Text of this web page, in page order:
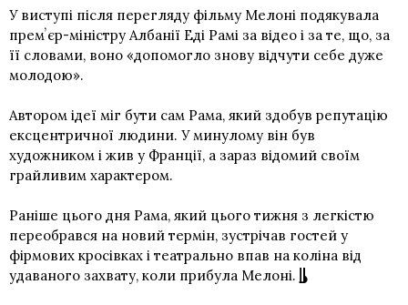
У виступі після перегляду фільму Мелоні подякувала
премʼєр-міністру Албанії Еді Рамі за відео і за те, що, за
її словами, воно «допомогло знову відчути себе дуже
молодою».
Автором ідеї міг бути сам Рама, який здобув репутацію
ексцентричної людини. У минулому він був
художником і жив у Франції, а зараз відомий своїм
грайливим характером.
Раніше цього дня Рама, який цього тижня з легкістю
переобрався на новий термін, зустрічав гостей у
фірмових кросівках і театрально впав на коліна від
удаваного захвату, коли прибула Мелоні.